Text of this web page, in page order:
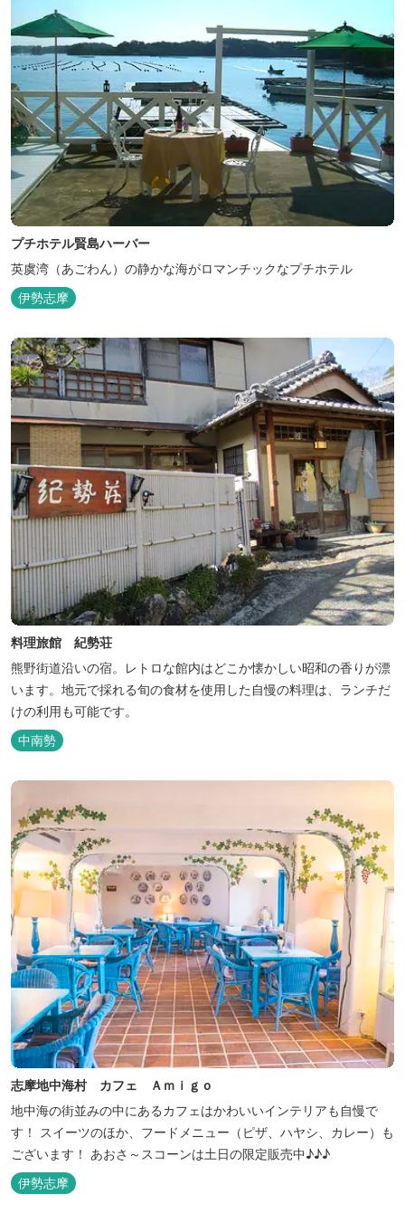
プチホテル賢島ハーバー
英虞湾（あごわん）の静かな海がロマンチックなプチホテル
伊勢志摩
料理旅館 紀勢荘
熊野街道沿いの宿。レトロな館内はどこか懐かしい昭和の香りが漂
います。地元で採れる旬の食材を使用した自慢の料理は、ランチだ
けの利用も可能です。
中南勢
志摩地中海村 カフェ Ａｍｉｇｏ
地中海の街並みの中にあるカフェはかわいいインテリアも自慢で
す！ スイーツのほか、フードメニュー（ピザ、ハヤシ、カレー）も
ございます！ あおさ～スコーンは土日の限定販売中♪♪♪
伊勢志摩